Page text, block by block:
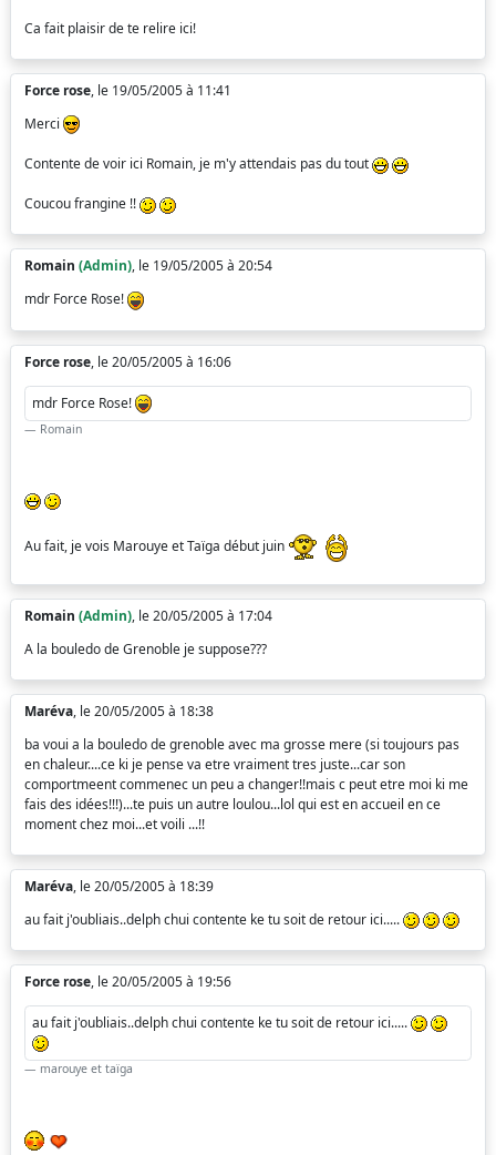
Ca fait plaisir de te relire ici!
Force rose, le 19/05/2005 à 11:41
Merci
Contente de voir ici Romain, je m'y attendais pas du tout
Coucou frangine !!
Romain (Admin), le 19/05/2005 à 20:54
mdr Force Rose!
Force rose, le 20/05/2005 à 16:06
mdr Force Rose!
Romain
Au fait, je vois Marouye et Taïga début juin
Romain (Admin), le 20/05/2005 à 17:04
A la bouledo de Grenoble je suppose???
Maréva, le 20/05/2005 à 18:38
ba voui a la bouledo de grenoble avec ma grosse mere (si toujours pas
en chaleur....ce ki je pense va etre vraiment tres juste...car son
comportmeent commenec un peu a changer!!mais c peut etre moi ki me
fais des idées!!!)...te puis un autre loulou...lol qui est en accueil en ce
moment chez moi...et voili ...!!
Maréva, le 20/05/2005 à 18:39
au fait j'oubliais..delph chui contente ke tu soit de retour ici.....
Force rose, le 20/05/2005 à 19:56
au fait j'oubliais..delph chui contente ke tu soit de retour ici.....
marouye et taïga